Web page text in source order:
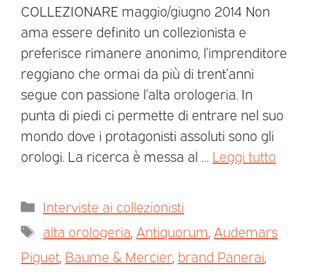
COLLEZIONARE maggio/giugno 2014 Non
ama essere definito un collezionista e
preferisce rimanere anonimo, l’imprenditore
reggiano che ormai da più di trent’anni
segue con passione l’alta orologeria. In
punta di piedi ci permette di entrare nel suo
mondo dove i protagonisti assoluti sono gli
orologi. La ricerca è messa al … Leggi tutto
Interviste ai collezionisti
alta orologeria Antiquorum Audemars
Piguet Baume & Mercier brand Panerai